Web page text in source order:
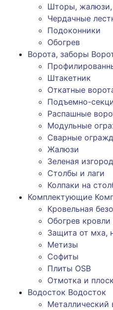
Шторы, жалюзи,
Чердачные
Подоконники
Обогрев
Ворота, заборы
Штакетник
Откатные
Подъемно-
Распашные
Модульные
Сварные
Жалюзи
Зеленая
Столбы и лаги
Колпаки на
Комплектующие
Кровельная
Обогрев
Защита от мха,
Метизы
Софиты
Плиты OSB
Отмотка и
Водосток Водосток
Металлический